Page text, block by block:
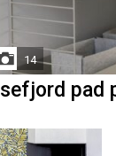
14
Isefjord pad